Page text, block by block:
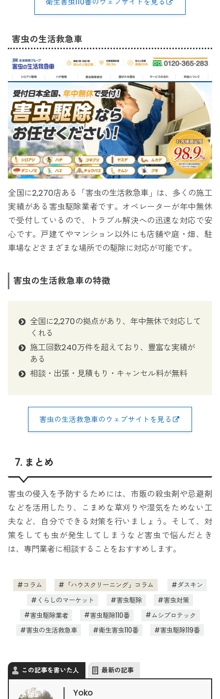
害虫の生活救急車
全国に2,270店ある「害虫の生活救急車」は、多くの施工
実績がある害虫駆除業者です。オペレーターが年中無休
で受付しているので、トラブル解決への迅速な対応で安
心です。戸建てやマンション以外にも店舗や庭・畑、駐
車場などさまざまな場所での駆除に対応が可能です。
害虫の生活救急車の特徴
全国に2,270の拠点があり、年中無休で対応して
くれる
施工回数240万件を超えており、豊富な実績が
ある
相談・出張・見積もり・キャンセル料が無料
害虫の生活救急車のウェブサイトを見る
7. まとめ
害虫の侵入を予防するためには、市販の殺虫剤や忌避剤
などを活用したり、こまめな草刈りや湿気をためない工
夫など、自分でできる対策を行いましょう。そして、対
策をしても虫が発生してしまうなど害虫で悩んだとき
は、専門業者に相談することをおすすめします。
コラム 「ハウスクリーニング」コラム
ダスキン
くらしのマーケット
害虫駆除
害虫対策
害虫駆除業者
害虫駆除110番
ムシプロテック
害虫の生活救急車
衛生害虫110番 害虫駆除119番
この記事を書いた人 最新の記事
Yoko